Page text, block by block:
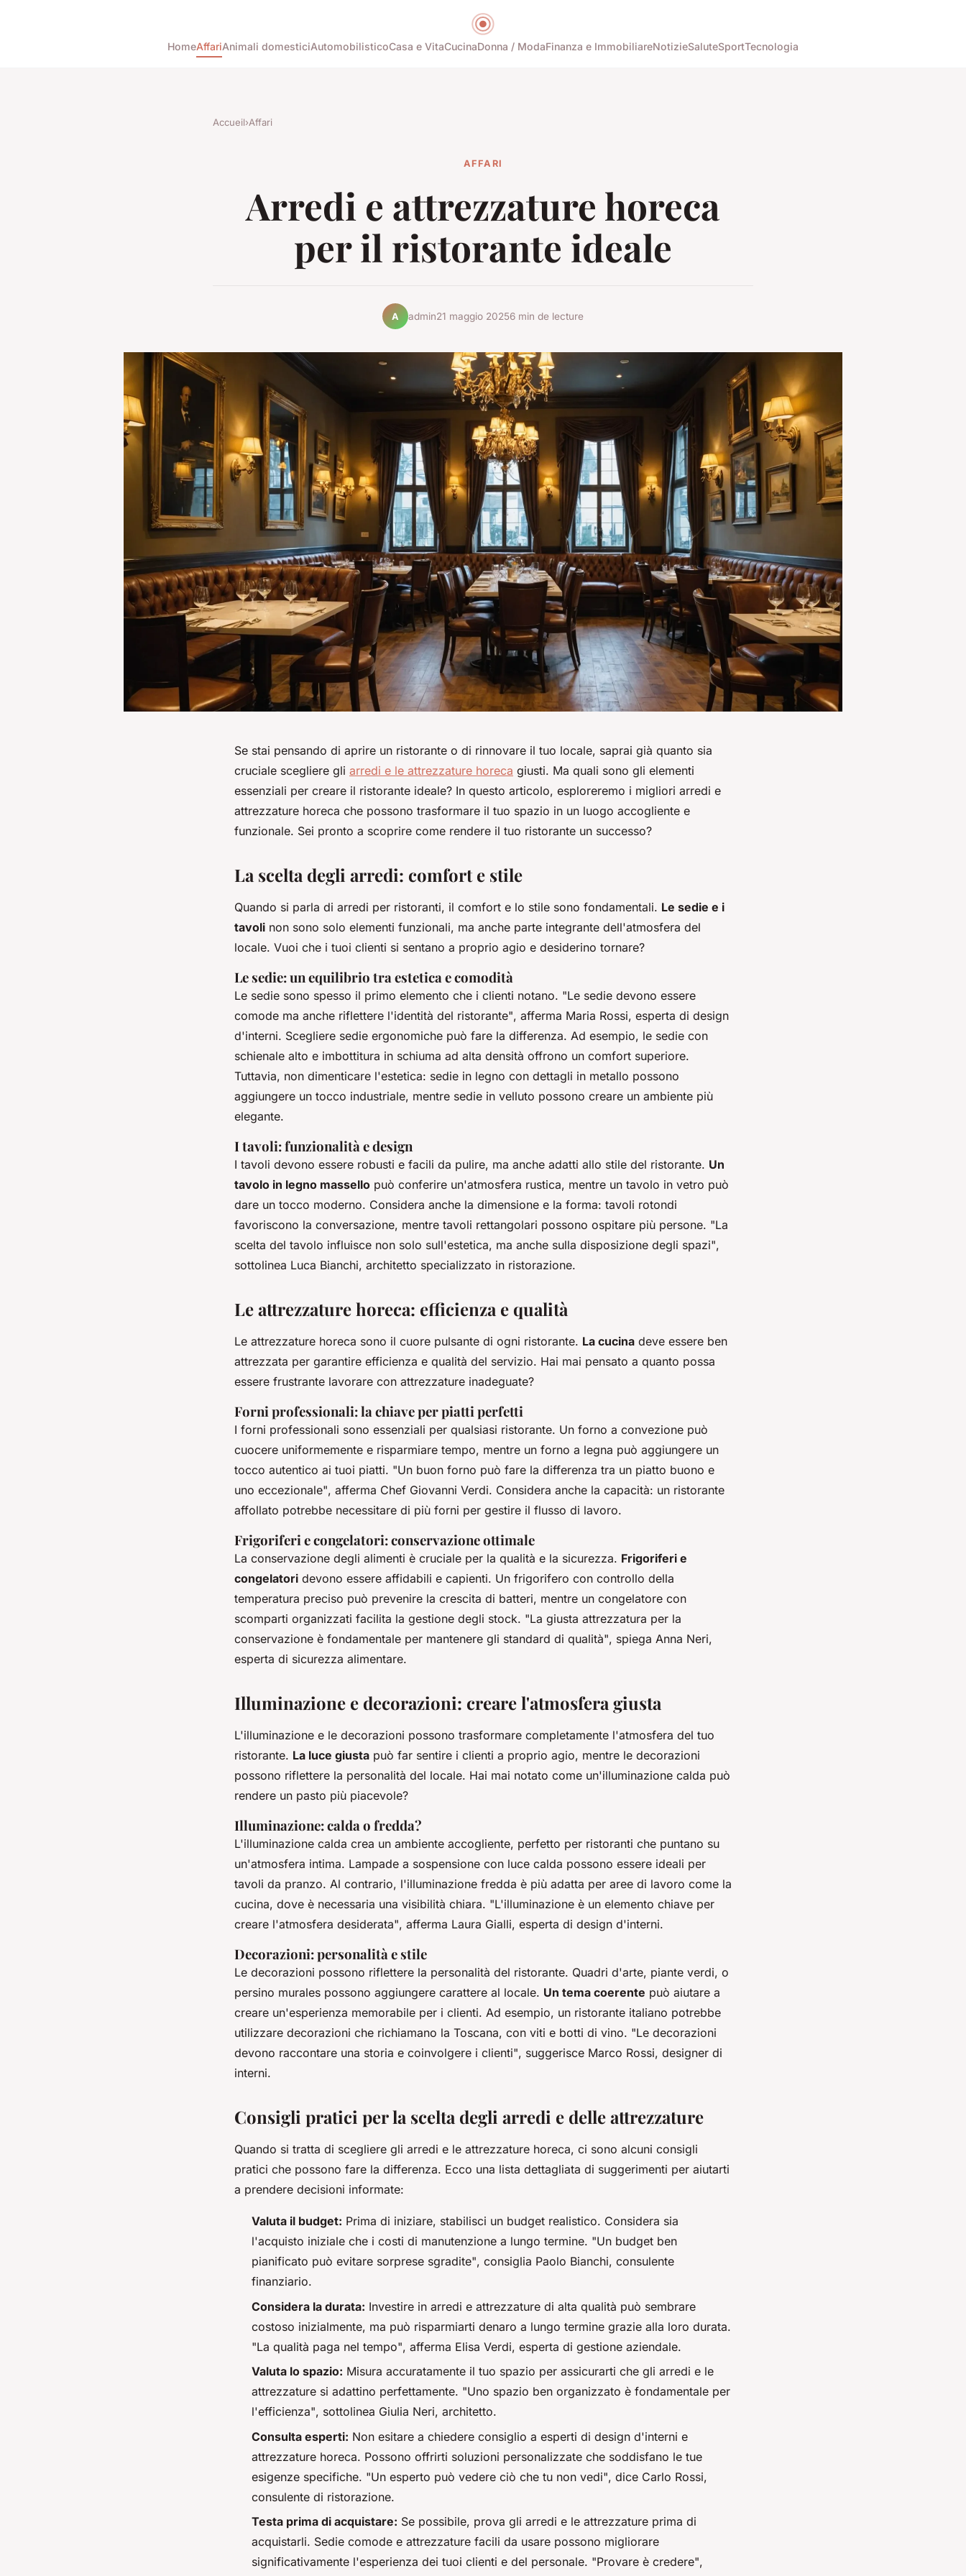
HomeAffariAnimali domesticiAutomobilisticoCasa e VitaCucinaDonna / ModaFinanza e ImmobiliareNotizieSaluteSportTecnologia
Accueil›Affari
AFFARI
Arredi e attrezzature horeca
per il ristorante ideale
A admin21 maggio 20256 min de lecture
Se stai pensando di aprire un ristorante o di rinnovare il tuo locale, saprai già quanto sia
cruciale scegliere gli arredi e le attrezzature horeca giusti. Ma quali sono gli elementi
essenziali per creare il ristorante ideale? In questo articolo, esploreremo i migliori arredi e
attrezzature horeca che possono trasformare il tuo spazio in un luogo accogliente e
funzionale. Sei pronto a scoprire come rendere il tuo ristorante un successo?
La scelta degli arredi: comfort e stile
Quando si parla di arredi per ristoranti, il comfort e lo stile sono fondamentali. Le sedie e i
tavoli non sono solo elementi funzionali, ma anche parte integrante dell'atmosfera del
locale. Vuoi che i tuoi clienti si sentano a proprio agio e desiderino tornare?
Le sedie: un equilibrio tra estetica e comodità
Le sedie sono spesso il primo elemento che i clienti notano. "Le sedie devono essere
comode ma anche riflettere l'identità del ristorante", afferma Maria Rossi, esperta di design
d'interni. Scegliere sedie ergonomiche può fare la differenza. Ad esempio, le sedie con
schienale alto e imbottitura in schiuma ad alta densità offrono un comfort superiore.
Tuttavia, non dimenticare l'estetica: sedie in legno con dettagli in metallo possono
aggiungere un tocco industriale, mentre sedie in velluto possono creare un ambiente più
elegante.
I tavoli: funzionalità e design
I tavoli devono essere robusti e facili da pulire, ma anche adatti allo stile del ristorante. Un
tavolo in legno massello può conferire un'atmosfera rustica, mentre un tavolo in vetro può
dare un tocco moderno. Considera anche la dimensione e la forma: tavoli rotondi
favoriscono la conversazione, mentre tavoli rettangolari possono ospitare più persone. "La
scelta del tavolo influisce non solo sull'estetica, ma anche sulla disposizione degli spazi",
sottolinea Luca Bianchi, architetto specializzato in ristorazione.
Le attrezzature horeca: efficienza e qualità
Le attrezzature horeca sono il cuore pulsante di ogni ristorante. La cucina deve essere ben
attrezzata per garantire efficienza e qualità del servizio. Hai mai pensato a quanto possa
essere frustrante lavorare con attrezzature inadeguate?
Forni professionali: la chiave per piatti perfetti
I forni professionali sono essenziali per qualsiasi ristorante. Un forno a convezione può
cuocere uniformemente e risparmiare tempo, mentre un forno a legna può aggiungere un
tocco autentico ai tuoi piatti. "Un buon forno può fare la differenza tra un piatto buono e
uno eccezionale", afferma Chef Giovanni Verdi. Considera anche la capacità: un ristorante
affollato potrebbe necessitare di più forni per gestire il flusso di lavoro.
Frigoriferi e congelatori: conservazione ottimale
La conservazione degli alimenti è cruciale per la qualità e la sicurezza. Frigoriferi e
congelatori devono essere affidabili e capienti. Un frigorifero con controllo della
temperatura preciso può prevenire la crescita di batteri, mentre un congelatore con
scomparti organizzati facilita la gestione degli stock. "La giusta attrezzatura per la
conservazione è fondamentale per mantenere gli standard di qualità", spiega Anna Neri,
esperta di sicurezza alimentare.
Illuminazione e decorazioni: creare l'atmosfera giusta
L'illuminazione e le decorazioni possono trasformare completamente l'atmosfera del tuo
ristorante. La luce giusta può far sentire i clienti a proprio agio, mentre le decorazioni
possono riflettere la personalità del locale. Hai mai notato come un'illuminazione calda può
rendere un pasto più piacevole?
Illuminazione: calda o fredda?
L'illuminazione calda crea un ambiente accogliente, perfetto per ristoranti che puntano su
un'atmosfera intima. Lampade a sospensione con luce calda possono essere ideali per
tavoli da pranzo. Al contrario, l'illuminazione fredda è più adatta per aree di lavoro come la
cucina, dove è necessaria una visibilità chiara. "L'illuminazione è un elemento chiave per
creare l'atmosfera desiderata", afferma Laura Gialli, esperta di design d'interni.
Decorazioni: personalità e stile
Le decorazioni possono riflettere la personalità del ristorante. Quadri d'arte, piante verdi, o
persino murales possono aggiungere carattere al locale. Un tema coerente può aiutare a
creare un'esperienza memorabile per i clienti. Ad esempio, un ristorante italiano potrebbe
utilizzare decorazioni che richiamano la Toscana, con viti e botti di vino. "Le decorazioni
devono raccontare una storia e coinvolgere i clienti", suggerisce Marco Rossi, designer di
interni.
Consigli pratici per la scelta degli arredi e delle attrezzature
Quando si tratta di scegliere gli arredi e le attrezzature horeca, ci sono alcuni consigli
pratici che possono fare la differenza. Ecco una lista dettagliata di suggerimenti per aiutarti
a prendere decisioni informate:
Valuta il budget: Prima di iniziare, stabilisci un budget realistico. Considera sia
l'acquisto iniziale che i costi di manutenzione a lungo termine. "Un budget ben
pianificato può evitare sorprese sgradite", consiglia Paolo Bianchi, consulente
finanziario.
Considera la durata: Investire in arredi e attrezzature di alta qualità può sembrare
costoso inizialmente, ma può risparmiarti denaro a lungo termine grazie alla loro durata.
"La qualità paga nel tempo", afferma Elisa Verdi, esperta di gestione aziendale.
Valuta lo spazio: Misura accuratamente il tuo spazio per assicurarti che gli arredi e le
attrezzature si adattino perfettamente. "Uno spazio ben organizzato è fondamentale per
l'efficienza", sottolinea Giulia Neri, architetto.
Consulta esperti: Non esitare a chiedere consiglio a esperti di design d'interni e
attrezzature horeca. Possono offrirti soluzioni personalizzate che soddisfano le tue
esigenze specifiche. "Un esperto può vedere ciò che tu non vedi", dice Carlo Rossi,
consulente di ristorazione.
Testa prima di acquistare: Se possibile, prova gli arredi e le attrezzature prima di
acquistarli. Sedie comode e attrezzature facili da usare possono migliorare
significativamente l'esperienza dei tuoi clienti e del personale. "Provare è credere",